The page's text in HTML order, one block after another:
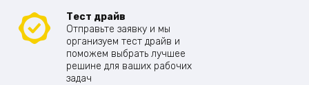
Тест драйв
Отправьте заявку и мы
организуем тест драйв и
поможем выбрать лучшее
решине для ваших рабочих
задач